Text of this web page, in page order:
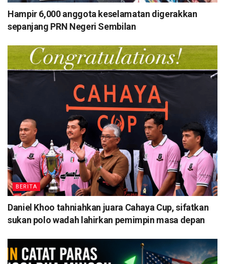
Hampir 6,000 anggota keselamatan digerakkan
sepanjang PRN Negeri Sembilan
BERITA
Daniel Khoo tahniahkan juara Cahaya Cup, sifatkan
sukan polo wadah lahirkan pemimpin masa depan